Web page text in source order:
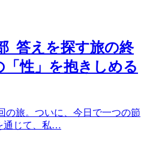
_答えを探す旅の終
性」を抱きしめる
の旅。ついに、今日で一つの節
通じて、私…